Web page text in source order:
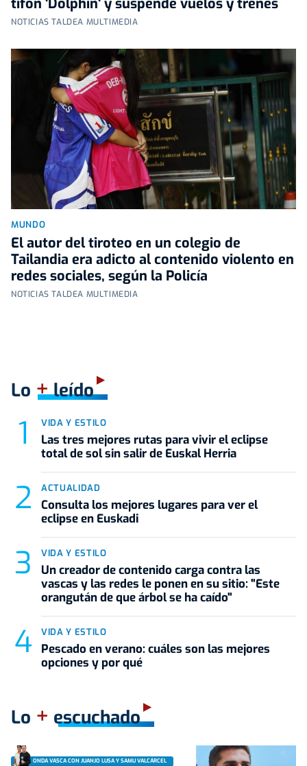
NOTICIAS TALDEA MULTIMEDIA
MUNDO
El autor del tiroteo en un colegio de
Tailandia era adicto al contenido violento en
redes sociales, según la Policía
NOTICIAS TALDEA MULTIMEDIA
Lo +leído
VIDA Y ESTILO
Las tres mejores rutas para vivir el eclipse
total de sol sin salir de Euskal Herria
ACTUALIDAD
Consulta los mejores lugares para ver el
eclipse en Euskadi
VIDA Y ESTILO
Un creador de contenido carga contra las
vascas y las redes le ponen en su sitio: "Este
orangután de que árbol se ha caído"
VIDA Y ESTILO
Pescado en verano: cuáles son las mejores
opciones y por qué
Lo + escuchado
ONDA VASCA CON JUANJO LUSA Y SAMU VALCÁRCEL